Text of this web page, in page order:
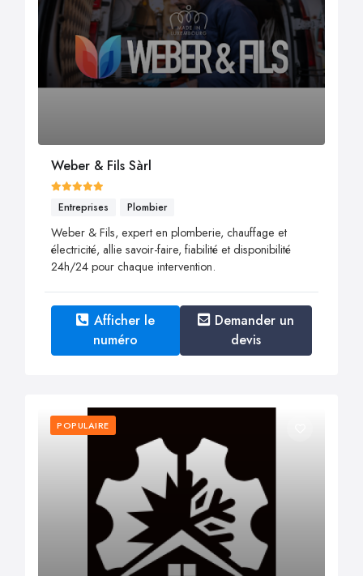
Weber & Fils Sàrl
Entreprises Plombier
Weber & Fils, expert en plomberie, chauffage et
électricité, allie savoir-faire, fiabilité et disponibilité
24h/24 pour chaque intervention.
Afficher le
numéro
Demander un
devis
POPULAIRE